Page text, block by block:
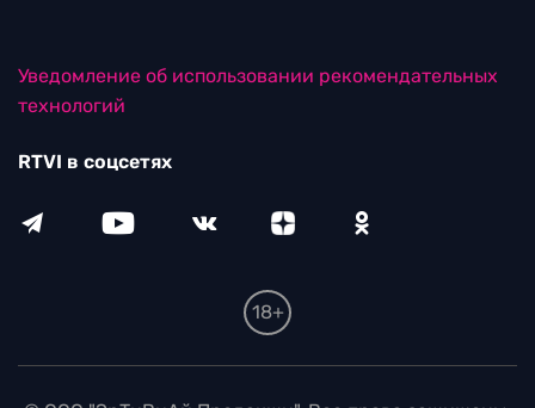
Уведомление об использовании рекомендательных
технологий
RTVI в соцсетях
18+